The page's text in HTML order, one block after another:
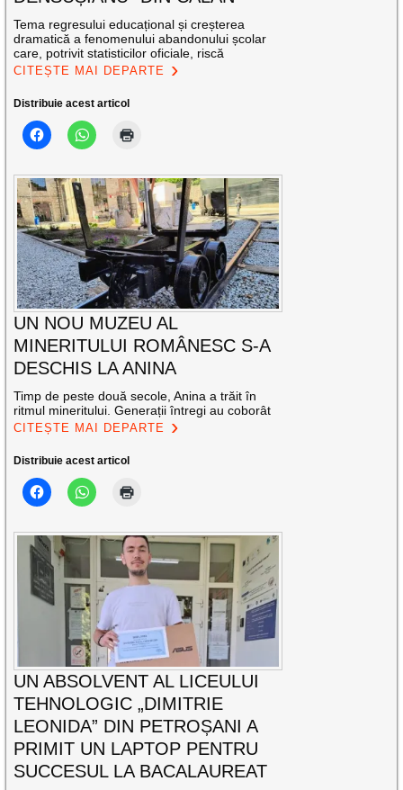
Tema regresului educațional și creșterea
dramatică a fenomenului abandonului școlar
care, potrivit statisticilor oficiale, riscă
CITEȘTE MAI DEPARTE
Distribuie acest articol
UN NOU MUZEU AL
MINERITULUI ROMÂNESC S-A
DESCHIS LA ANINA
Timp de peste două secole, Anina a trăit în
ritmul mineritului. Generații întregi au coborât
CITEȘTE MAI DEPARTE
Distribuie acest articol
UN ABSOLVENT AL LICEULUI
TEHNOLOGIC „DIMITRIE
LEONIDA” DIN PETROȘANI A
PRIMIT UN LAPTOP PENTRU
SUCCESUL LA BACALAUREAT